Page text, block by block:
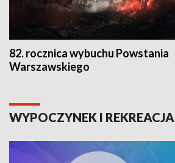
82. rocznica wybuchu Powstania
Warszawskiego
WYPOCZYNEK I REKREACJA